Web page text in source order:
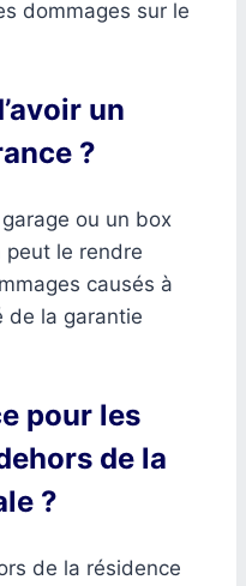
dommages sur le
un
?
ou un box
peut le rendre
causés à
de la garantie
pour les
de la
?
de la résidence